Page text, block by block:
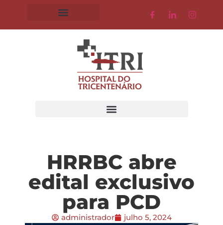
HRRBC abre
edital exclusivo
para PCD
administrador julho 5, 2024